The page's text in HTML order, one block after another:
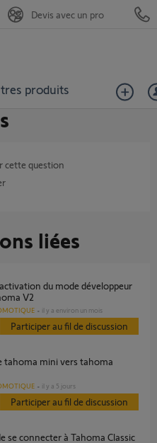
produits
Devis avec un pro
cette question
liées
V2
il y a environ un mois
Participer au fil de discussion
il y a 5 jours
Participer au fil de discussion
se connecter à Tahoma Classic